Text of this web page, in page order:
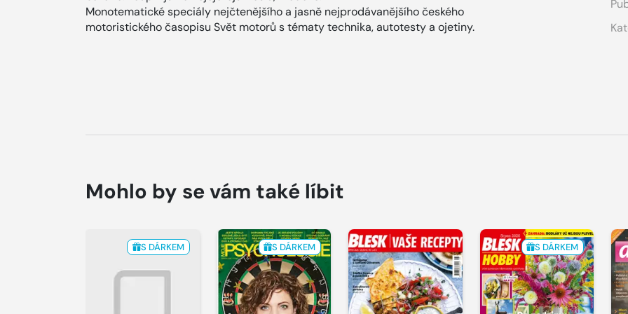
Monotematické speciály nejčtenějšího a jasně nejprodávanějšího českého
motoristického časopisu Svět motorů s tématy technika, autotesty a ojetiny.
Mohlo by se vám také líbit
S DÁRKEM S DÁRKEM S DÁRKEM